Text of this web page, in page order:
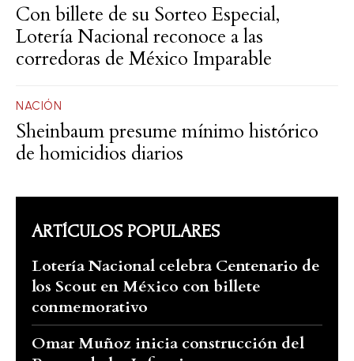
Con billete de su Sorteo Especial,
Lotería Nacional reconoce a las
corredoras de México Imparable
NACIÓN
Sheinbaum presume mínimo histórico
de homicidios diarios
ARTÍCULOS POPULARES
Lotería Nacional celebra Centenario de
los Scout en México con billete
conmemorativo
Omar Muñoz inicia construcción del